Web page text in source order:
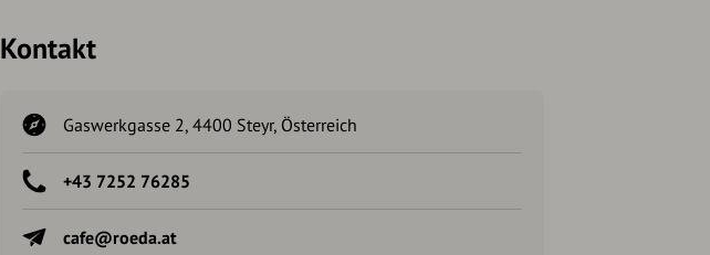
Kontakt
Gaswerkgasse 2, 4400 Steyr, Österreich
+43 7252 76285
cafe@roeda.at